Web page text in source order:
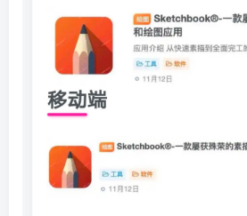
墨星打赏充电